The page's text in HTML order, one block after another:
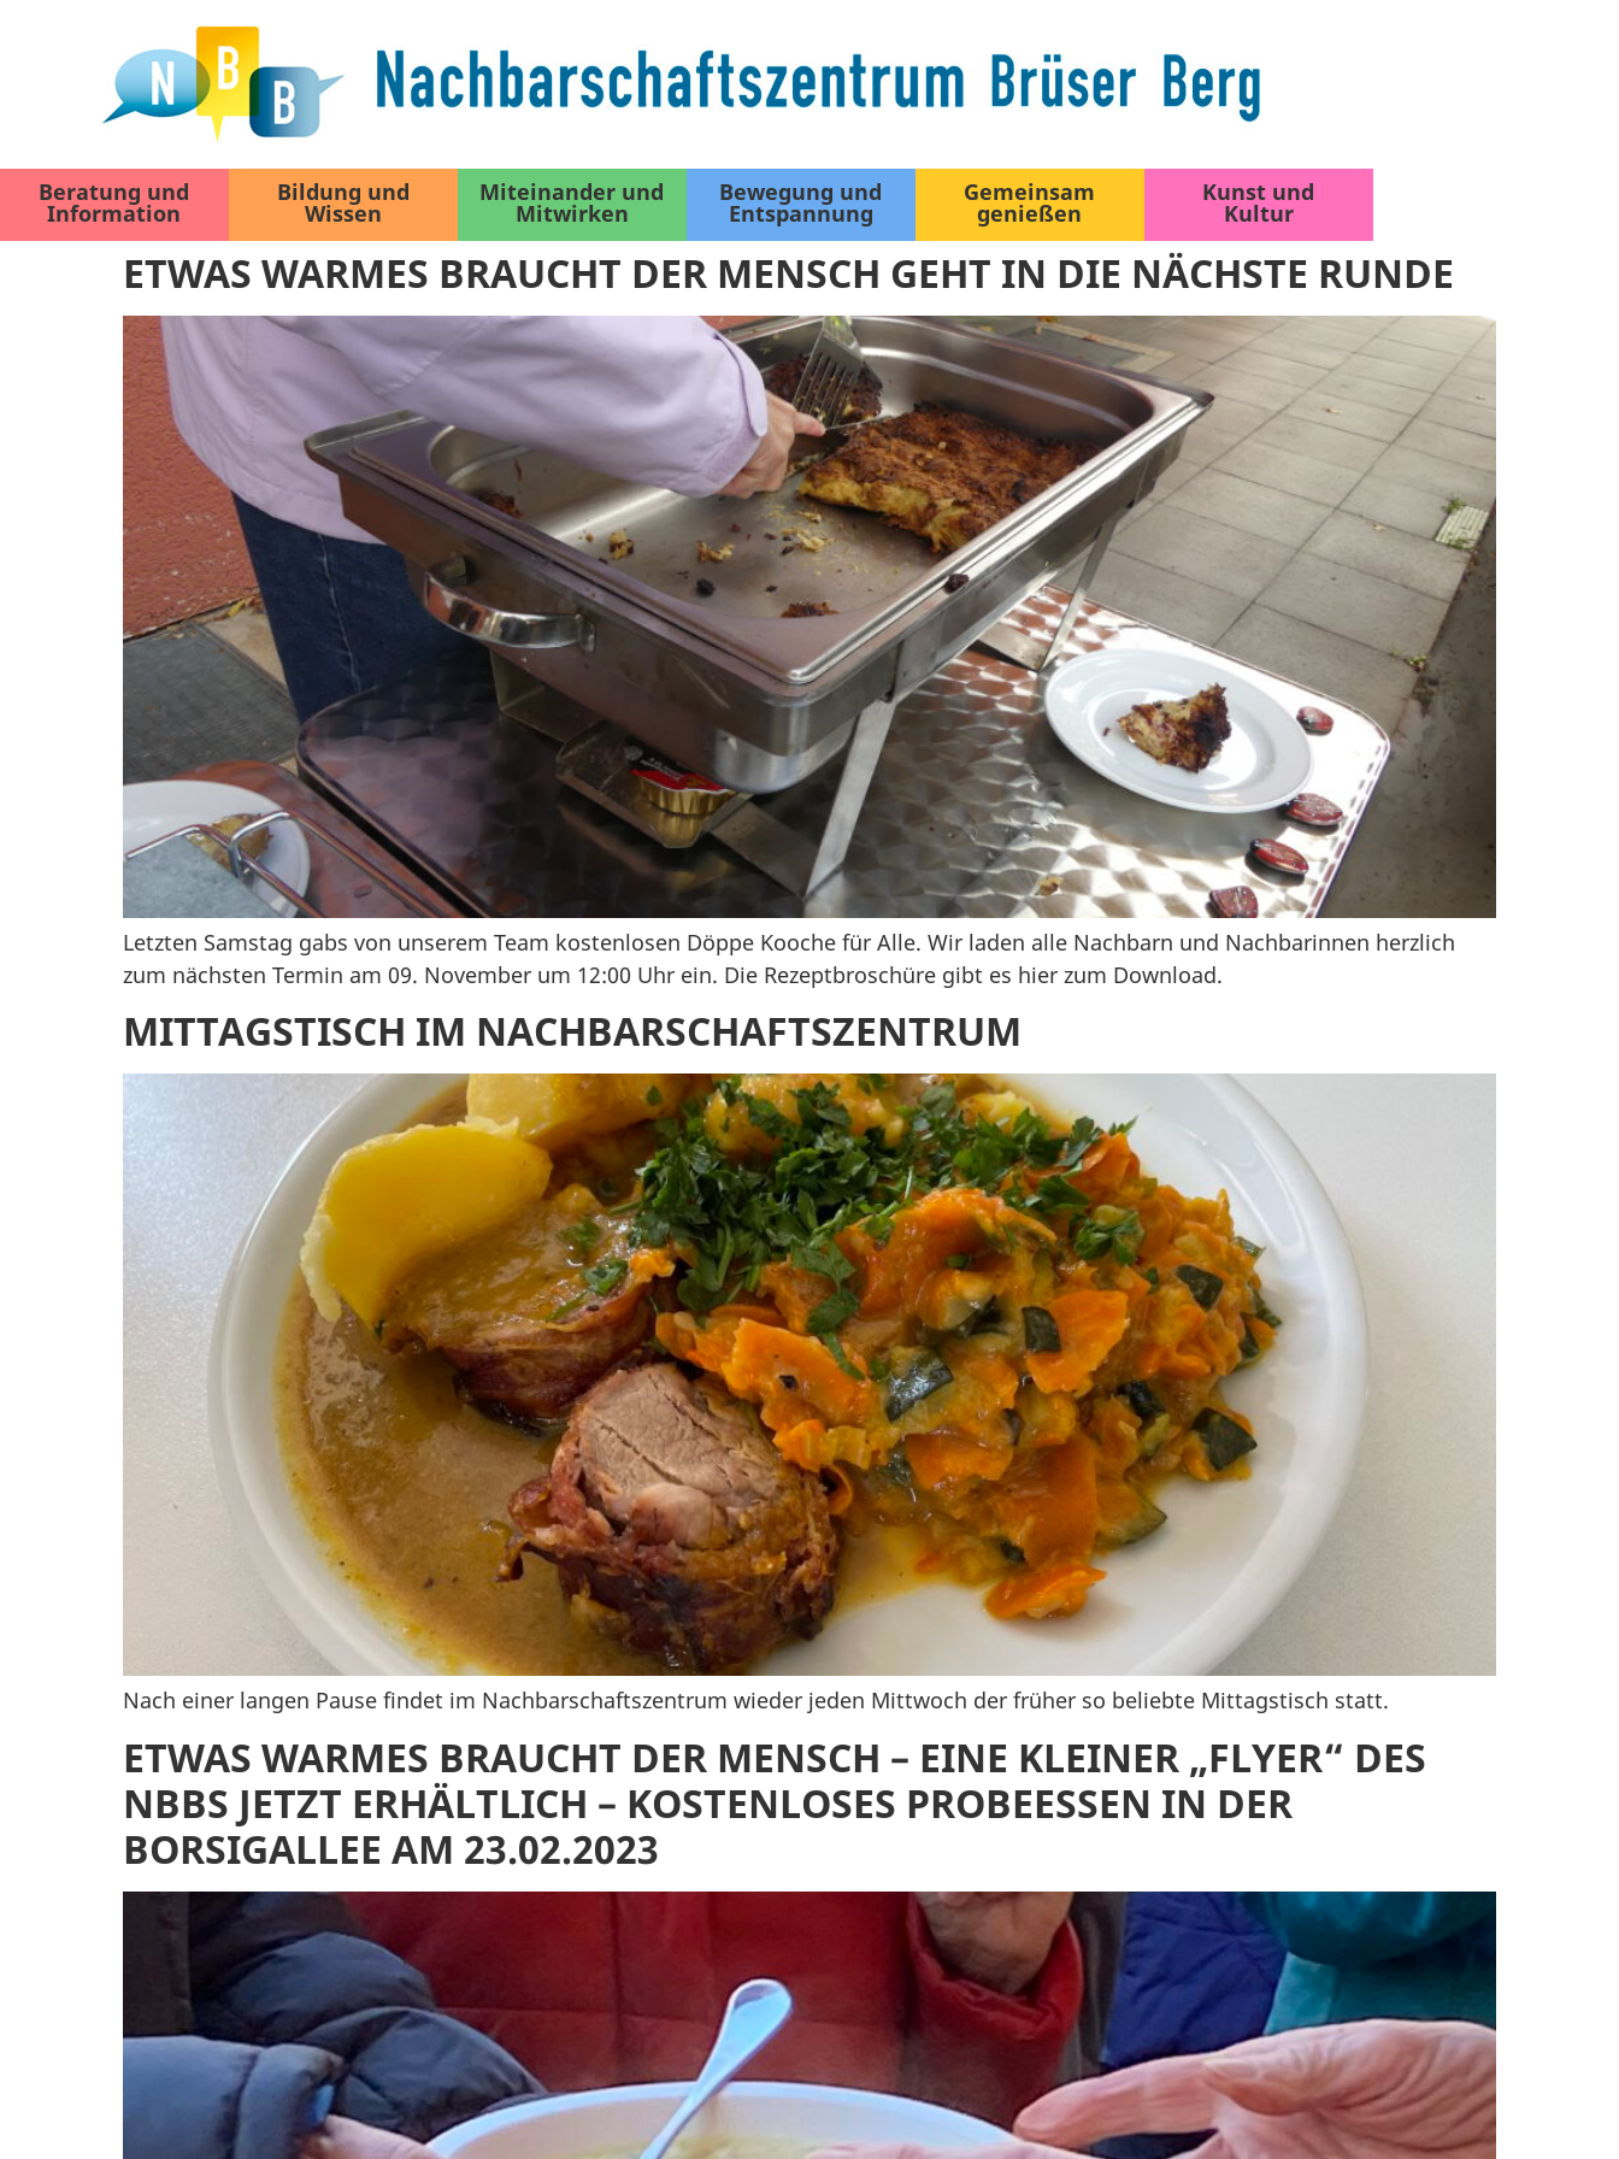
Beratung und
Information
Bildung und
Wissen
Miteinander und
Mitwirken
Bewegung und
Entspannung
Gemeinsam
genießen
Kunst und
Kultur
ETWAS WARMES BRAUCHT DER MENSCH GEHT IN DIE NÄCHSTE RUNDE
Letzten Samstag gabs von unserem Team kostenlosen Döppe Kooche für Alle. Wir laden alle Nachbarn und Nachbarinnen herzlich
zum nächsten Termin am 09. November um 12:00 Uhr ein. Die Rezeptbroschüre gibt es hier zum Download.
MITTAGSTISCH IM NACHBARSCHAFTSZENTRUM
Nach einer langen Pause findet im Nachbarschaftszentrum wieder jeden Mittwoch der früher so beliebte Mittagstisch statt.
ETWAS WARMES BRAUCHT DER MENSCH – EINE KLEINER „FLYER“ DES
NBBS JETZT ERHÄLTLICH – KOSTENLOSES PROBEESSEN IN DER
BORSIGALLEE AM 23.02.2023